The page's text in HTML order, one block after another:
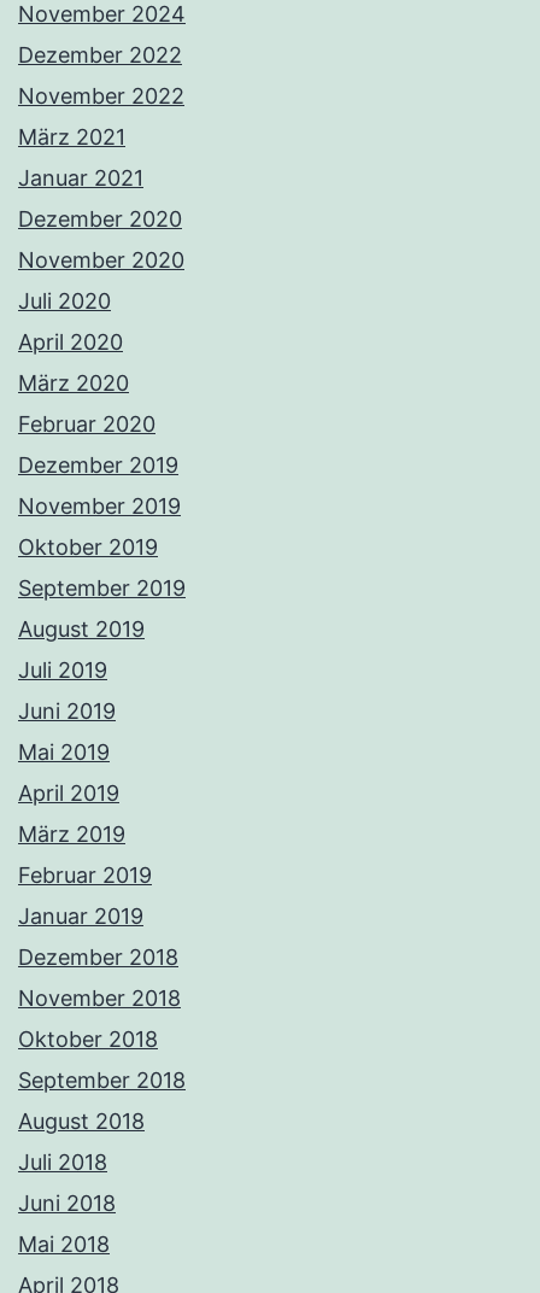
November 2024
Dezember 2022
November 2022
März 2021
Januar 2021
Dezember 2020
November 2020
Juli 2020
April 2020
März 2020
Februar 2020
Dezember 2019
November 2019
Oktober 2019
September 2019
August 2019
Juli 2019
Juni 2019
Mai 2019
April 2019
März 2019
Februar 2019
Januar 2019
Dezember 2018
November 2018
Oktober 2018
September 2018
August 2018
Juli 2018
Juni 2018
Mai 2018
April 2018